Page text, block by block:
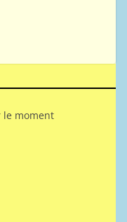
le moment